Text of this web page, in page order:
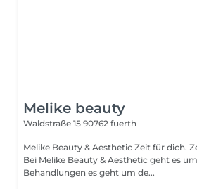
Melike beauty
Waldstraße 15 90762 fuerth
Melike Beauty & Aesthetic Zeit für dich. Zeit für deine Schönheit.
Bei Melike Beauty & Aesthetic geht es
Behandlungen es geht um de...